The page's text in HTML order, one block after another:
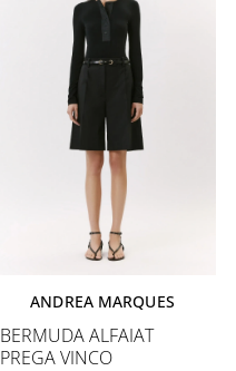
ANDREA MARQUES
BERMUDA ALFAIAT
PREGA VINCO